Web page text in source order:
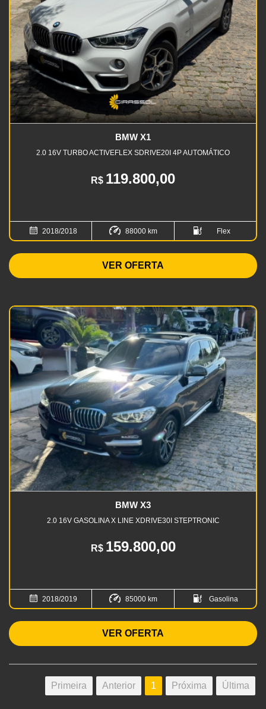
BMW X1
2.0 16V TURBO ACTIVEFLEX SDRIVE20I 4P AUTOMÁTICO
R$ 119.800,00
2018/2018 88000 km Flex
VER OFERTA
BMW X3
2.0 16V GASOLINA X LINE XDRIVE30I STEPTRONIC
R$ 159.800,00
2018/2019 85000 km Gasolina
VER OFERTA
Primeira Anterior 1 Próxima Última